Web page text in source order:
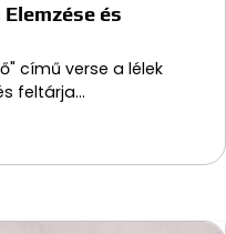
és
című verse a lélek
feltárja…